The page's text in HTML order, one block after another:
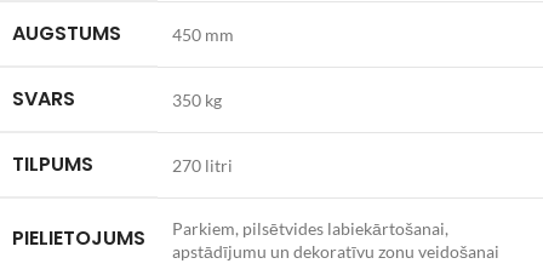
AUGSTUMS 450 mm
SVARS 350 kg
TILPUMS 270 litri
PIELIETOJUMS
Parkiem, pilsētvides labiekārtošanai,
apstādījumu un dekoratīvu zonu veidošanai